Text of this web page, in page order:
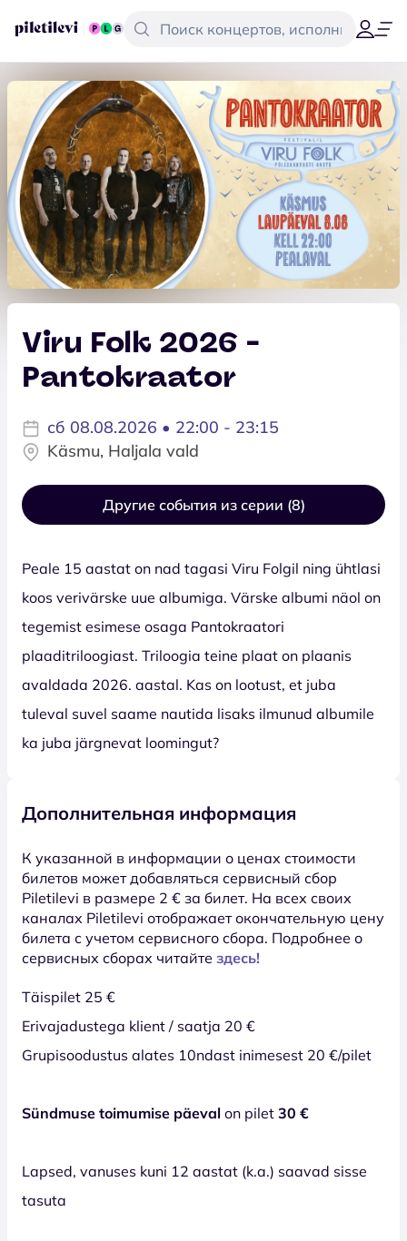
Viru Folk 2026 -
Pantokraator
сб 08.08.2026 • 22:00 - 23:15
Käsmu, Haljala vald
Другие события из серии (8)
Peale 15 aastat on nad tagasi Viru Folgil ning ühtlasi
koos verivärske uue albumiga. Värske albumi näol on
tegemist esimese osaga Pantokraatori
plaaditriloogiast. Triloogia teine plaat on plaanis
avaldada 2026. aastal. Kas on lootust, et juba
tuleval suvel saame nautida lisaks ilmunud albumile
ka juba järgnevat loomingut?
Дополнительная информация
К указанной в информации о ценах стоимости
билетов может добавляться сервисный сбор
Piletilevi в размере 2 € за билет. На всех своих
каналах Piletilevi отображает окончательную цену
билета с учетом сервисного сбора. Подробнее о
сервисных сборах читайте здесь!
Täispilet 25 €
Erivajadustega klient / saatja 20 €
Grupisoodustus alates 10ndast inimesest 20 €/pilet
Sündmuse toimumise päeval on pilet 30 €
Lapsed, vanuses kuni 12 aastat (k.a.) saavad sisse
tasuta